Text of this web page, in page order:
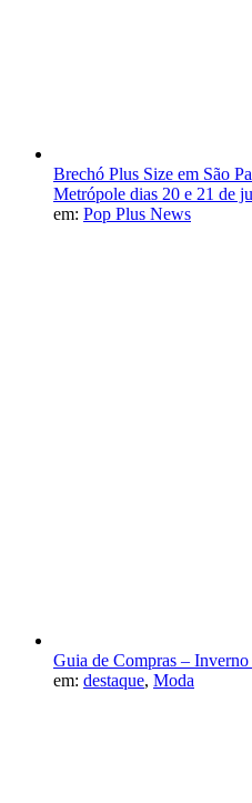
Brechó Plus Size em São
Metrópole dias 20 e 21 de
em: Pop Plus News
Guia de Compras –
em: destaque, Moda